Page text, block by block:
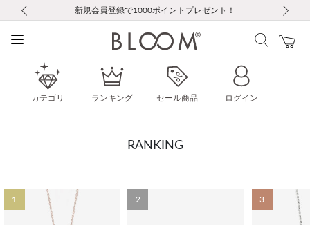
お修理・アフターサービスのご案内
【重要】令和８年熊本地震に伴う集配への影響について
【重要】ギフトラッピング料金改定および仕様変更のお知らせ
【重要】夏季休業の営業についてのご案内
税込5,500円以上で送料無料｜最短24時間以内に発送
新規会員登録で1000ポイントプレゼント！
LINE友だち登録で500円クーポンプレゼント
会員限定！レビュー投稿で100ポイントプレゼント
お修理・アフターサービスのご案内
【重要】令和８年熊本地震に伴う集配への影響について
カテゴリ ランキング セール商品 ログイン
RANKING
1 2 3